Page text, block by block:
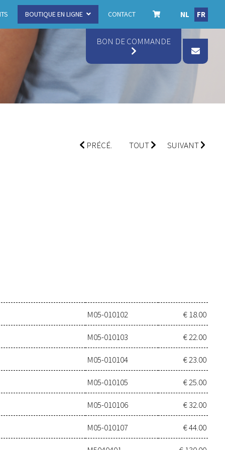
BOUTIQUE EN LIGNE CONTACT NL FR
BON DE COMMANDE
PRÉCÉ. TOUT SUIVANT
M05-010102 € 18.00
M05-010103 € 22.00
M05-010104 € 23.00
M05-010105 € 25.00
M05-010106 € 32.00
M05-010107 € 44.00